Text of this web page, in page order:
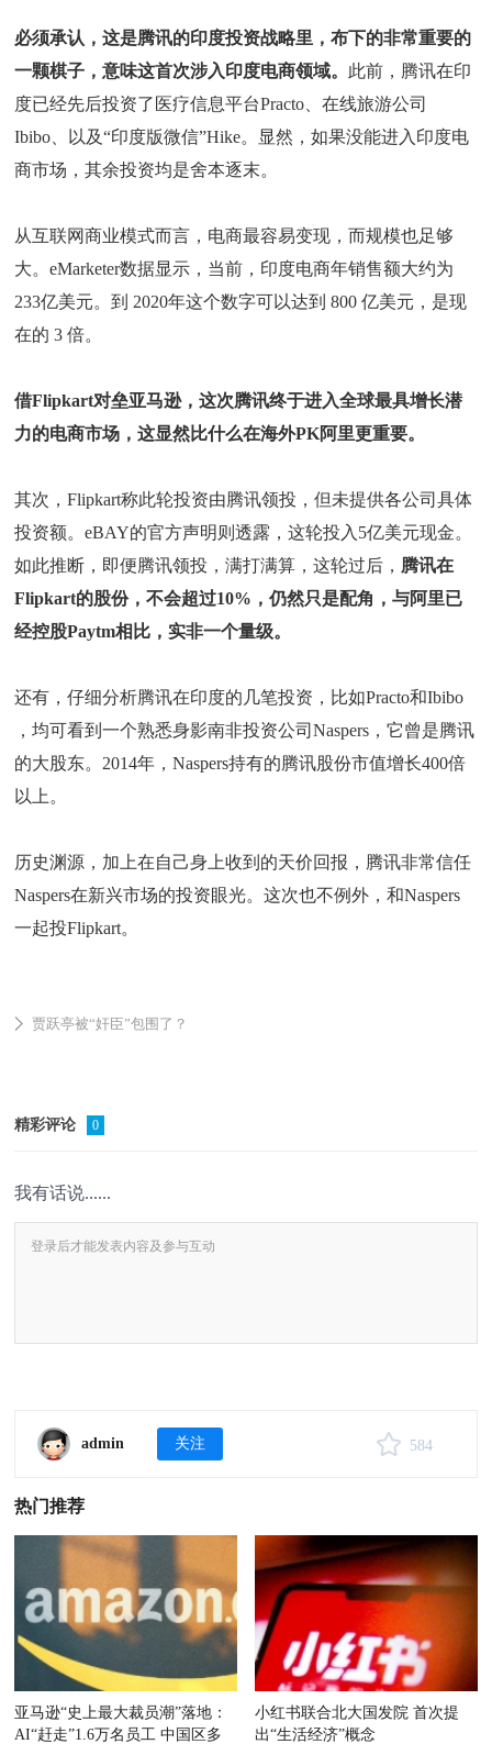
必须承认，这是腾讯的印度投资战略里，布下的非常重要的
一颗棋子，意味这首次涉入印度电商领域。 此前，腾讯在印
度已经先后投资了医疗信息平台Practo、在线旅游公司
Ibibo、以及“印度版微信”Hike。显然，如果没能进入印度电
商市场，其余投资均是舍本逐末。
从互联网商业模式而言，电商最容易变现，而规模也足够
大。eMarketer数据显示，当前，印度电商年销售额大约为
233亿美元。到 2020年这个数字可以达到 800 亿美元，是现
在的 3 倍。
借Flipkart对垒亚马逊，这次腾讯终于进入全球最具增长潜
力的电商市场，这显然比什么在海外PK阿里更重要。
其次，Flipkart称此轮投资由腾讯领投，但未提供各公司具体
投资额。eBAY的官方声明则透露，这轮投入5亿美元现金。
如此推断，即便腾讯领投，满打满算，这轮过后， 腾讯在
Flipkart的股份，不会超过10%，仍然只是配角，与阿里已
经控股Paytm相比，实非一个量级。
还有，仔细分析腾讯在印度的几笔投资，比如Practo和Ibibo
，均可看到一个熟悉身影南非投资公司Naspers，它曾是腾讯
的大股东。2014年，Naspers持有的腾讯股份市值增长400倍
以上。
历史渊源，加上在自己身上收到的天价回报，腾讯非常信任
Naspers在新兴市场的投资眼光。这次也不例外，和Naspers
一起投Flipkart。
贾跃亭被“奸臣”包围了？
精彩评论 0
我有话说......
admin 关注 584
热门推荐
亚马逊“史上最大裁员潮”落地：
AI“赶走”1.6万名员工 中国区多
小红书联合北大国发院 首次提
出“生活经济”概念